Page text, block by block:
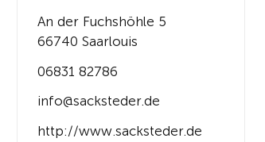
An der Fuchshöhle 5
66740 Saarlouis
06831 82786
info@sacksteder.de
http://www.sacksteder.de